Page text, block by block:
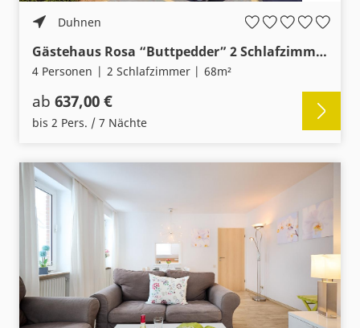
Duhnen
Gästehaus Rosa “Buttpedder” 2 Schlafzimmer und Terrasse mit Garten
4 Personen 2 Schlafzimmer 68m²
ab 637,00 €
bis 2 Pers. / 7 Nächte